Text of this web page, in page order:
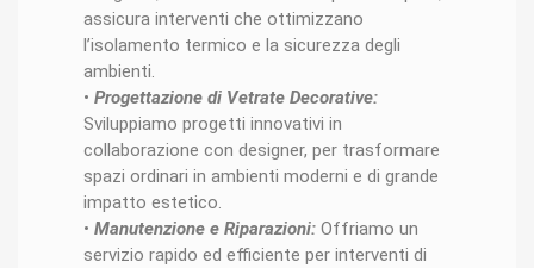
assicura interventi che ottimizzano
l’isolamento termico e la sicurezza degli
ambienti.
• Progettazione di Vetrate Decorative:
Sviluppiamo progetti innovativi in
collaborazione con designer, per trasformare
spazi ordinari in ambienti moderni e di grande
impatto estetico.
• Manutenzione e Riparazioni: Offriamo un
servizio rapido ed efficiente per interventi di